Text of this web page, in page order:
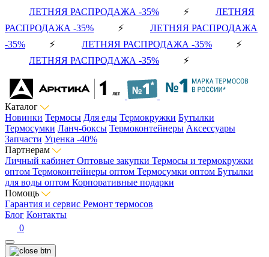
ЛЕТНЯЯ РАСПРОДАЖА -35% ⚡ ЛЕТНЯЯ
РАСПРОДАЖА -35% ⚡ ЛЕТНЯЯ РАСПРОДАЖА
-35% ⚡ ЛЕТНЯЯ РАСПРОДАЖА -35% ⚡
ЛЕТНЯЯ РАСПРОДАЖА -35% ⚡
Каталог
Новинки Термосы Для еды Термокружки Бутылки
Термосумки Ланч-боксы Термоконтейнеры Аксессуары
Запчасти Уценка -40%
Партнерам
Личный кабинет Оптовые закупки Термосы и термокружки
оптом Термоконтейнеры оптом Термосумки оптом Бутылки
для воды оптом Корпоративные подарки
Помощь
Гарантия и сервис Ремонт термосов
Блог Контакты
0